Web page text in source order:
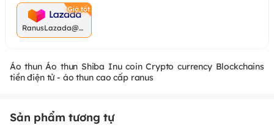
RanusLazada@g
mail.com
Áo thun Áo thun Shiba Inu coin Crypto currency Blockchains
tiền điện tử - áo thun cao cấp ranus
Sản phẩm tương tự